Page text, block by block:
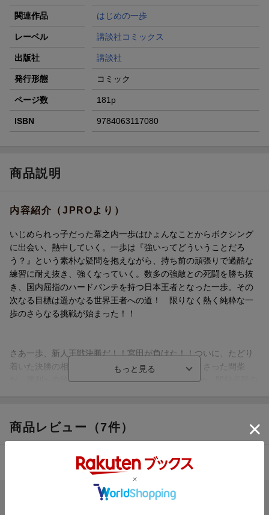
関連作品 はじめの一歩
レーベル 講談社コミックス
出版社 講談社
発行形態 コミック
ページ数 181p
ISBN 9784063117080
商品説明
内容紹介（JPROより）
いじめられっ子だった幕之内一歩はひょんなことからボクシング
に出会い、熱中していく。一歩は『強いってどういうことだろ
う？』という素朴な疑問を抱えながら、持ち前の頑張りで過酷な
練習に耐え抜き、強くなっていく。数多の強敵との死闘を勝ち抜
き、国内屈指のハードパンチを持つ日本王者となった一歩。その
次なる目標は遥かなる世界王者への道！ 限りなく熱く純粋な一
歩のさらなる挑戦が始まった！！
さあ一歩、新人王戦決勝だ！！宮田が負けた！！ついに、たどり
着いた決勝の相手は、一歩の目標宮田を無残に葬りさった間柴
だ。勝利への執念を燃やす一歩だが、リーチ差20cm、間柴必殺の
Round79 ヒットマンvs. ピーカブー
Round80 こんなに強いのに
Round82 拳が砕けようとも
Round83 落ちた左腕
Round84 真柴仁王立ち
Round85 驚異のねばり
商品レビュー（7件）
総合評価： 4.43
ブックスのレビュー（5件）